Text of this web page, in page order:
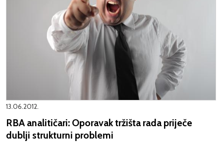
13.06.2012.
RBA analitičari: Oporavak tržišta rada priječe
dublji strukturni problemi